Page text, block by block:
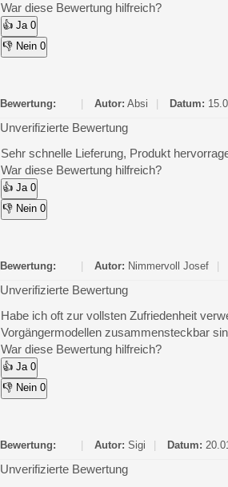
War diese Bewertung hilfreich?
👍 Ja0
👎 Nein0
Bewertung: Autor: Absi Datum:
Unverifizierte Bewertung
Sehr schnelle Lieferung, Produkt
War diese Bewertung hilfreich?
👍 Ja0
👎 Nein0
Bewertung: Autor: Nimmervoll Josef
Unverifizierte Bewertung
Habe ich oft zur vollsten Zufriedenheit
Vorgängermodellen zusammensteckbar
War diese Bewertung hilfreich?
👍 Ja0
👎 Nein0
Bewertung: Autor: Sigi Datum:
Unverifizierte Bewertung